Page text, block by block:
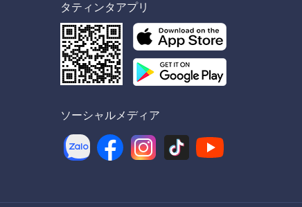
タティンタアプリ
ソーシャルメディア